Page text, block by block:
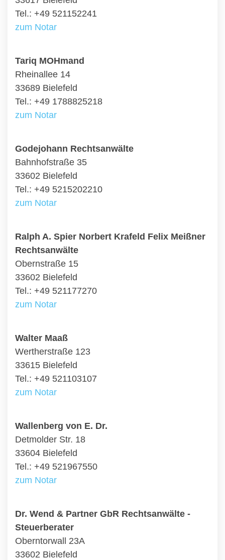
Tel.: +49 521152241
zum Notar
Tariq MOHmand
Rheinallee 14
33689 Bielefeld
Tel.: +49 1788825218
zum Notar
Godejohann Rechtsanwälte
Bahnhofstraße 35
33602 Bielefeld
Tel.: +49 5215202210
zum Notar
Ralph A. Spier Norbert Krafeld Felix Meißner
Rechtsanwälte
Obernstraße 15
33602 Bielefeld
Tel.: +49 521177270
zum Notar
Walter Maaß
Wertherstraße 123
33615 Bielefeld
Tel.: +49 521103107
zum Notar
Wallenberg von E. Dr.
Detmolder Str. 18
33604 Bielefeld
Tel.: +49 521967550
zum Notar
Dr. Wend & Partner GbR Rechtsanwälte -
Steuerberater
Oberntorwall 23A
33602 Bielefeld